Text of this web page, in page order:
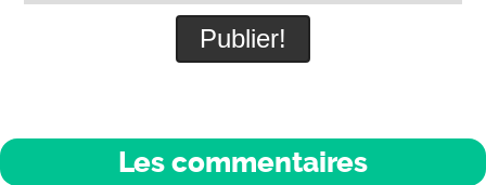
Les commentaires